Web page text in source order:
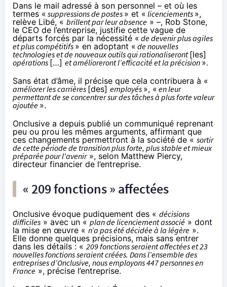
Dans le mail adressé à son personnel – et où les
termes « suppressions de postes » et « licenciements »,
relève Libé, « brillent par leur absence » –, Rob Stone,
le CEO de l’entreprise, justifie cette vague de
départs forcés par la nécessité « de devenir plus agiles
et plus compétitifs » en adoptant « de nouvelles
technologies et de nouveaux outils qui rationaliseront[les]
opérations […] et amélioreront l’efficacité et la précision ».
Sans état d’âme, il précise que cela contribuera à «
améliorer les carrières [des] employés », « en leur
permettant de se concentrer sur des tâches à plus forte valeur
ajoutée ».
Onclusive a depuis publié un communiqué reprenant
peu ou prou les mêmes arguments, affirmant que
ces changements permettront à la société de « sortir
de cette période de transition plus forte, plus stable et mieux
préparée pour l'avenir», selon Matthew Piercy,
directeur financier de l’entreprise.
« 209 fonctions » affectées
Onclusive évoque pudiquement des « décisions
difficiles » avec un « plan de licenciement associé » dont
la mise en œuvre « n’a pas été décidée à la légère ».
Elle donne quelques précisions, mais sans entrer
dans les détails : « 209 fonctions seraient affectées et 23
nouvelles fonctions seraient créées. Dans l’ensemble des
entreprises d’Onclusive, nous employons 447 personnes en
France », précise l’entreprise.